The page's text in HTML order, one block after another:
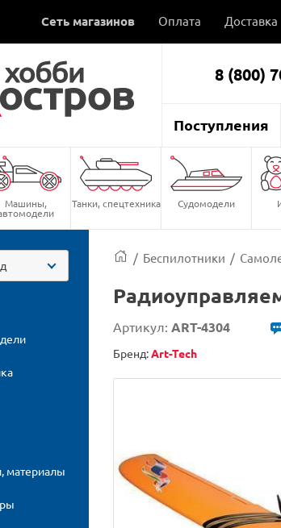
Сеть магазинов Оплата Доставка
8 (800)
Поступления
Машины, Танки, спецтехника Судомодели
материалы
/ Беспилотники /
Артикул: ART-4304
Бренд:Art-Tech